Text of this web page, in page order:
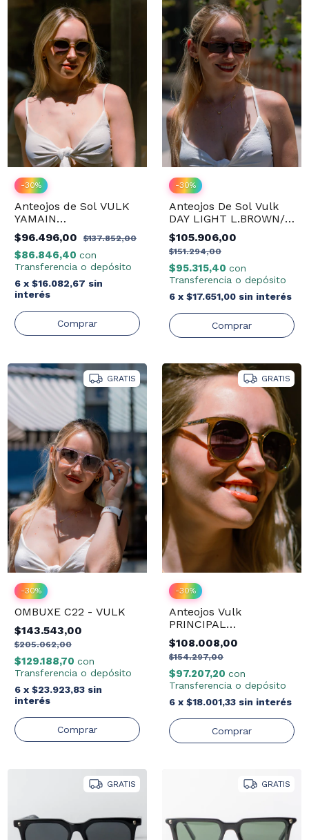
-30%
Anteojos de Sol VULK
YAMAIN
SIENNA/GBG2432
$96.496,00 $137.852,00
$86.846,40 con
Transferencia o depósito
6 x $16.082,67 sin
interés
-30%
Anteojos De Sol Vulk
DAY LIGHT L.BROWN/
DRLB14
$105.906,00
$151.294,00
$95.315,40 con
Transferencia o depósito
6 x $17.651,00 sin interés
GRATIS
-30%
OMBUXE C22 - VULK
$143.543,00
$205.062,00
$129.188,70 con
Transferencia o depósito
6 x $23.923,83 sin
interés
GRATIS
-30%
Anteojos Vulk
PRINCIPAL
L.PINK/DRT03
$108.008,00
$154.297,00
$97.207,20 con
Transferencia o depósito
6 x $18.001,33 sin interés
GRATIS GRATIS